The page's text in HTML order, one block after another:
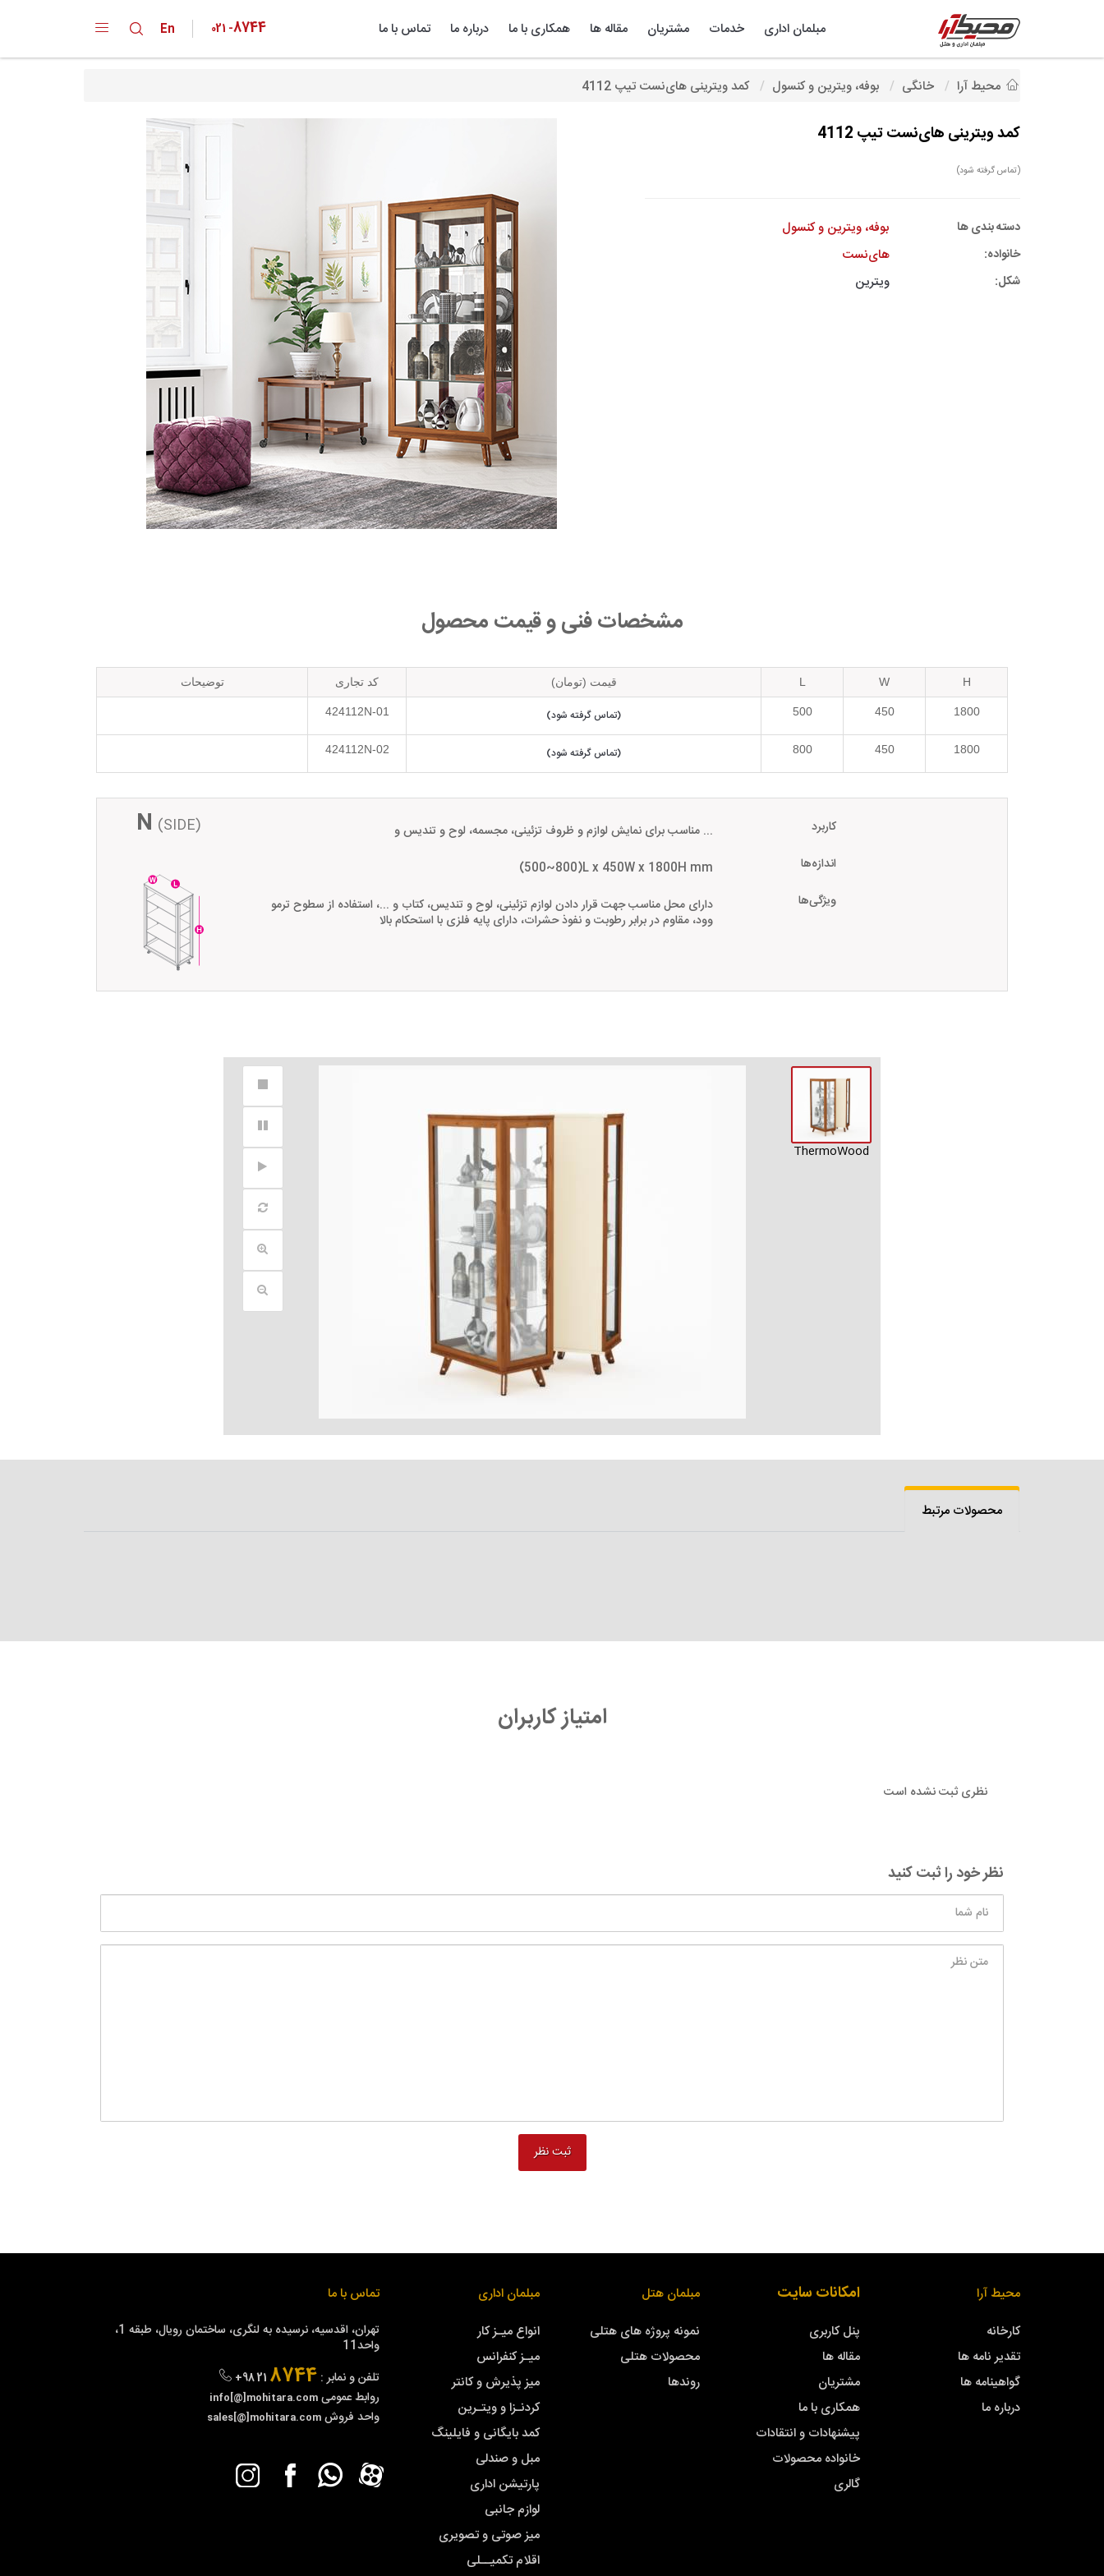
مبلمان اداری خدمات مشتریان مقاله ها همکاری با ما درباره ما تماس با ما En 021 -8744
کارخانه
خانواده محصولات
تقدیر نامه ها
پیشنهادات و انتقادات
محیط آرا خانگی بوفه، ویترین و کنسول کمد ویترینی های‌نست تیپ 4112
کمد ویترینی های‌نست تیپ 4112
(تماس گرفته شود)
دسته بندی ها بوفه، ویترین و کنسول
خانواده: های‌نست
شکل: ویترین
مشخصات فنی و قیمت محصول
H
W
L قیمت (تومان) کد تجاری توضیحات
1800
450
500 (تماس گرفته شود) 424112N-01
1800
450
800 (تماس گرفته شود) 424112N-02
N (SIDE) کاربرد
مناسب برای نمایش لوازم و ظروف تزئینی، مجسمه، لوح و تندیس و ...
اندازه‌ها
(500~800)L x 450W x 1800H mm
ویژگی‌ها
دارای محل مناسب جهت قرار دادن لوازم تزئینی، لوح و تندیس، کتاب و ...، استفاده از سطوح ترمو
وود، مقاوم در برابر رطوبت و نفوذ حشرات، دارای پایه فلزی با استحکام بالا
ThermoWood
محصولات مرتبط
امتیاز کاربران
نظری ثبت نشده است
نظر خود را ثبت کنید
محیط آرا
کارخانه
تقدیر نامه ها
گواهینامه ها
درباره ما
امکانات سایت
پنل کاربری
مقاله ها
مشتریان
همکاری با ما
پیشنهادات و انتقادات
خانواده محصولات
گالری
مبلمان هتل
نمونه پروژه های هتلی
محصولات هتلی
روندها
مبلمان اداری
انواع میـز کار
میـز کنفرانس
میز پذیرش و کانتر
کردنـزا و ویتـرین
کمد بایگانی و فایلینگ
مبل و صندلی
پارتیشن اداری
لوازم جانبی
میز صوتی و تصویری
اقلام تکمیــلی
تماس با ما
تهران، اقدسیه، نرسیده به لنگری، ساختمان رویال، طبقه 1،
واحد11
تلفن و نمابر :
+98 21 8744
روابط عمومی info[@]mohitara.com
واحد فروش sales[@]mohitara.com